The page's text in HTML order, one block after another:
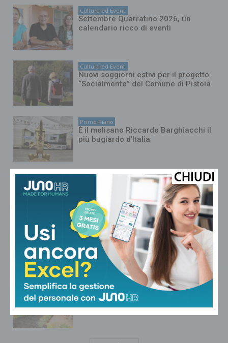
Cultura ed Eventi
Settembre Quarratino 2026, un
calendario ricco di eventi
Cultura ed Eventi
Nuovi soggiorni estivi per il progetto
“Socialmente” del Comune di Pistoia
Primo Piano
È il molisano Riccardo Barghiacchi il
più bugiardo d’Italia
Aurora Lomi è Miss Granducato: vola
alle prefinali nazionali di miss Italia
Cultura ed Eventi
Torna la Fiera d’Agosto a
Lamporecchio: appuntamento dall’1
al 5 agosto
Cultura ed Eventi
Al NaturArt Village di Pistoia si
elegge Miss Granducato